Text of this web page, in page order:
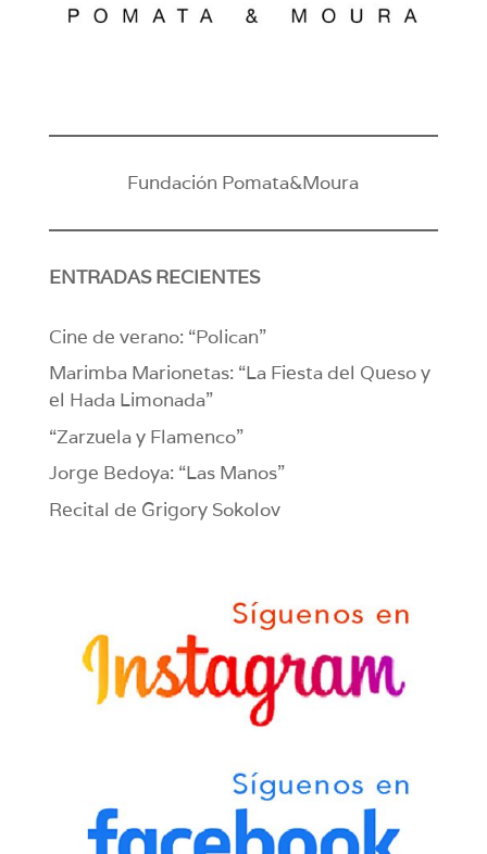
Fundación Pomata&Moura
ENTRADAS RECIENTES
Cine de verano: “Polican”
Marimba Marionetas: “La Fiesta del Queso y
el Hada Limonada”
“Zarzuela y Flamenco”
Jorge Bedoya: “Las Manos”
Recital de Grigory Sokolov